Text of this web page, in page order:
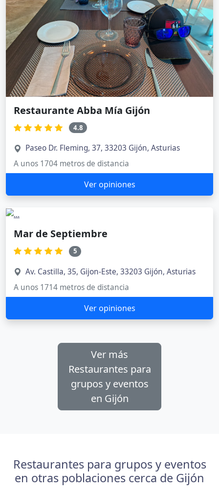
Restaurante Abba Mía Gijón
4.8
Paseo Dr. Fleming, 37, 33203 Gijón, Asturias
A unos 1704 metros de distancia
Ver opiniones
Mar de Septiembre
5
Av. Castilla, 35, Gijon-Este, 33203 Gijón, Asturias
A unos 1714 metros de distancia
Ver opiniones
Ver más
Restaurantes para
grupos y eventos
en Gijón
Restaurantes para grupos y eventos
en otras poblaciones cerca de Gijón